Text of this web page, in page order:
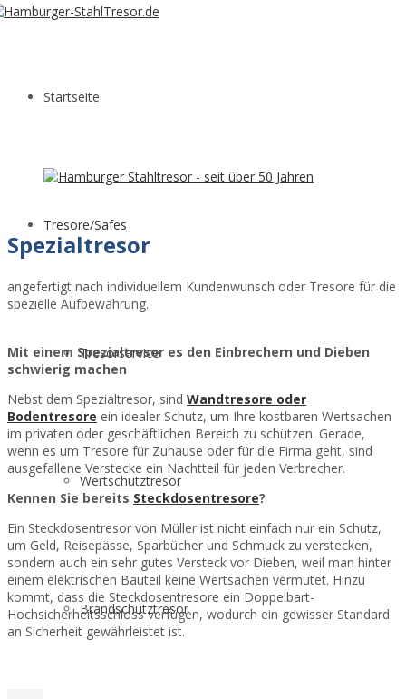
Startseite
Tresore/Safes
Tresorservice
Wertschutztresor
Brandschutztresor
Spezialtresor
angefertigt nach individuellem Kundenwunsch oder Tresore für die
spezielle Aufbewahrung.
Mit einem Spezialtresor es den Einbrechern und Dieben
schwierig machen
Nebst dem Spezialtresor, sind Wandtresore oder
Bodentresore ein idealer Schutz, um Ihre kostbaren Wertsachen
im privaten oder geschäftlichen Bereich zu schützen. Gerade,
wenn es um Tresore für Zuhause oder für die Firma geht, sind
ausgefallene Verstecke ein Nachtteil für jeden Verbrecher.
Kennen Sie bereits Steckdosentresore?
Ein Steckdosentresor von Müller ist nicht einfach nur ein Schutz,
um Geld, Reisepässe, Sparbücher und Schmuck zu verstecken,
sondern auch ein sehr gutes Versteck vor Dieben, weil man hinter
einem elektrischen Bauteil keine Wertsachen vermutet. Hinzu
kommt, dass die Steckdosentresore ein Doppelbart-
Hochsicherheitsschloss verfügen, wodurch ein gewisser Standard
an Sicherheit gewährleistet ist.